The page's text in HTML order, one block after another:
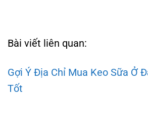
Bài viết liên quan:
Gợi Ý Địa Chỉ Mua Keo Sữa Ở
Tốt